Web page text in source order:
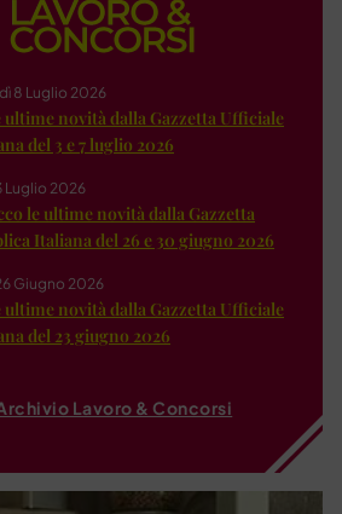
8 Luglio 2026
ultime novità dalla Gazzetta Ufficiale
del 3 e 7 luglio 2026
Luglio 2026
le ultime novità dalla Gazzetta
Italiana del 26 e 30 giugno 2026
Giugno 2026
ultime novità dalla Gazzetta Ufficiale
del 23 giugno 2026
Lavoro & Concorsi